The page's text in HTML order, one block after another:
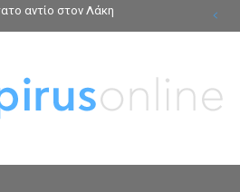
αντίο στον Λάκη